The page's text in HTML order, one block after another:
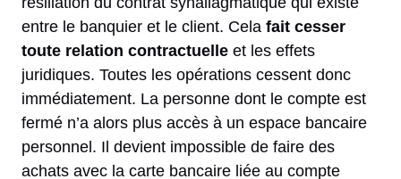
entre le banquier et le client. Cela fait cesser
toute relation contractuelle et les effets
juridiques. Toutes les opérations cessent donc
immédiatement. La personne dont le compte est
fermé n’a alors plus accès à un espace bancaire
personnel. Il devient impossible de faire des
achats avec la carte bancaire liée au compte